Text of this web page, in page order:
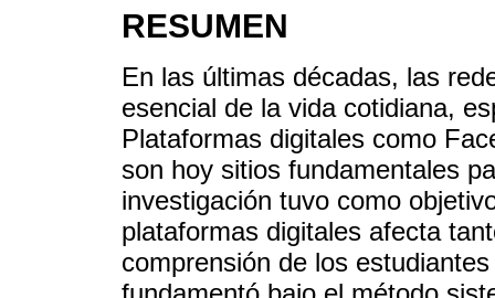
RESUMEN
En las últimas décadas, las
esencial de la vida cotidiana,
Plataformas digitales como
son hoy sitios fundamentales
investigación tuvo como
plataformas digitales afecta
comprensión de los